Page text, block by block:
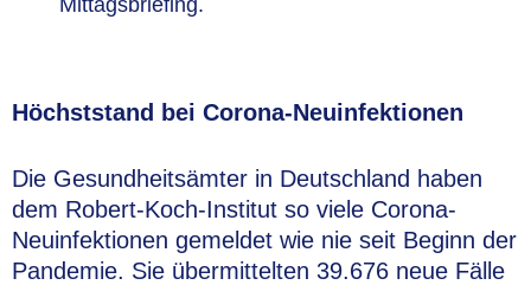
Mittagsbriefing.
Höchststand bei Corona-Neuinfektionen
Die Gesundheitsämter in Deutschland haben
dem Robert-Koch-Institut so viele Corona-
Neuinfektionen gemeldet wie nie seit Beginn der
Pandemie. Sie übermittelten 39.676 neue Fälle